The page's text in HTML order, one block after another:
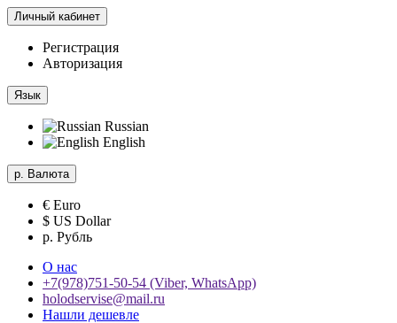
Личный кабинет
Регистрация
Авторизация
Язык
Russian
English
р. Валюта
€ Euro
$ US Dollar
р. Рубль
О нас
+7(978)751-50-54 (Viber, WhatsApp)
holodservise@mail.ru
Нашли дешевле